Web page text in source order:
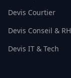
Devis Courtier
Devis Conseil & RH
Devis IT & Tech